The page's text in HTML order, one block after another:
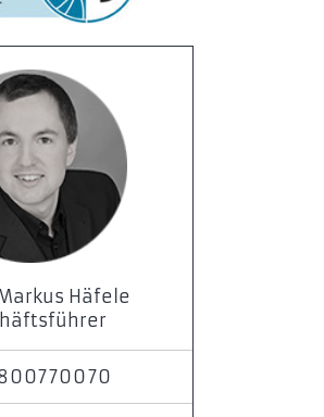
Häfele